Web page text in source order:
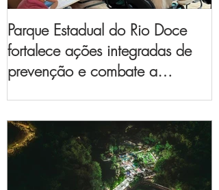
Parque Estadual do Rio Doce
fortalece ações integradas de
prevenção e combate a